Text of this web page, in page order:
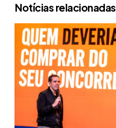
Notícias relacionadas